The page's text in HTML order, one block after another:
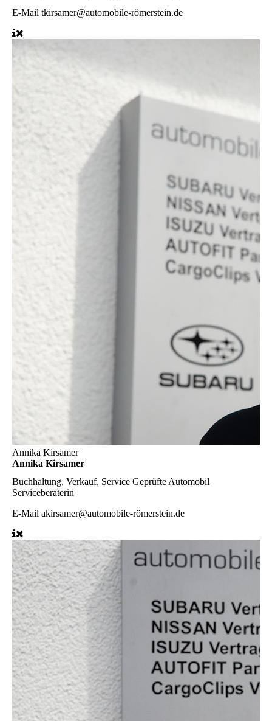
E-Mail tkirsamer@automobile-römerstein.de
Annika Kirsamer
Annika Kirsamer
Buchhaltung, Verkauf, Service Geprüfte Automobil
Serviceberaterin
E-Mail akirsamer@automobile-römerstein.de